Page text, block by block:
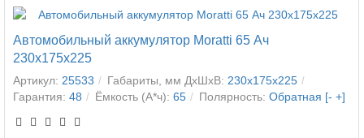
Автомобильный аккумулятор Moratti 65 Ач
230x175x225
Артикул: 25533 Габариты, мм ДхШхВ: 230x175x225
Гарантия: 48 Ёмкость (А*ч): 65 Полярность: Обратная [- +]